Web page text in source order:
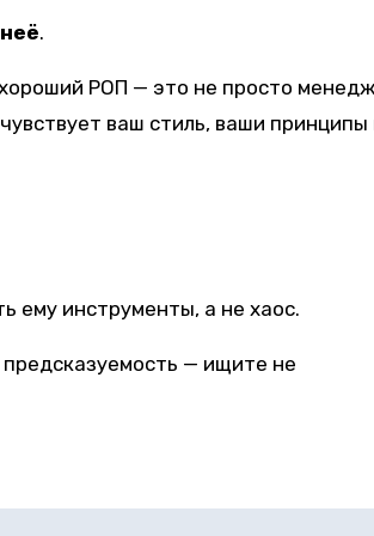
.
РОП — это не просто
ваш стиль, ваши принципы
ему инструменты, а не хаос.
— ищите не